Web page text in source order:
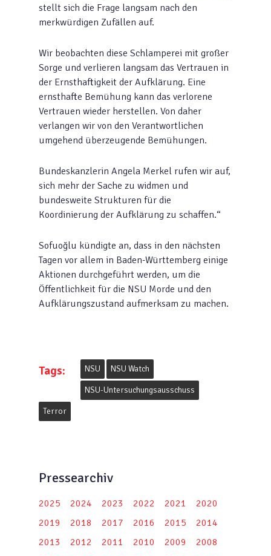
stellt sich die Frage langsam nach den
merkwürdigen Zufällen auf.
Wir beobachten diese Schlamperei mit großer
Sorge und verlieren langsam das Vertrauen in
der Ernsthaftigkeit der Aufklärung. Eine
ernsthafte Bemühung kann das verlorene
Vertrauen wieder herstellen. Von daher
verlangen wir von den Verantwortlichen
umgehend überzeugende Bemühungen.
Bundeskanzlerin Angela Merkel rufen wir auf,
sich mehr der Sache zu widmen und
bundesweite Strukturen für die
Koordinierung der Aufklärung zu schaffen.“
Sofuoğlu kündigte an, dass in den nächsten
Tagen vor allem in Baden-Württemberg einige
Aktionen durchgeführt werden, um die
Öffentlichkeit für die NSU Morde und den
Aufklärungszustand aufmerksam zu machen.
Tags: NSU NSU Watch
NSU-Untersuchungsausschuss
Terror
Pressearchiv
2025 2024 2023 2022 2021
2020
2019
2018 2017 2016 2015
2014
2013
2012 2011 2010 2009
2008